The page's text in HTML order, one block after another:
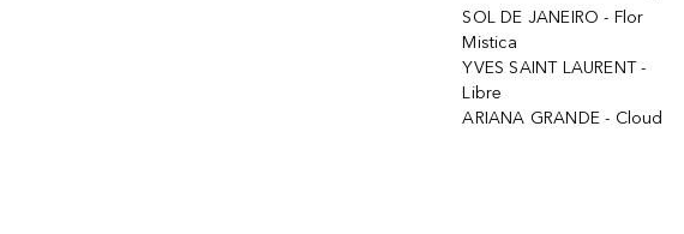
SOL DE JANEIRO - Flor
Mistica
YVES SAINT LAURENT -
Libre
ARIANA GRANDE - Cloud